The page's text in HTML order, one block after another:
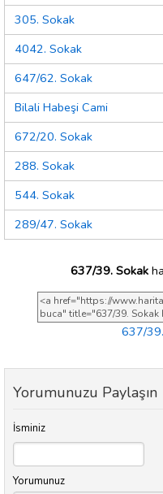
305. Sokak
4042. Sokak
647/62. Sokak
Bilali Habeşi Cami
672/20. Sokak
288. Sokak
544. Sokak
289/47. Sokak
637/39. Sokak
637/
Yorumunuzu Paylaşın
İsminiz
Yorumunuz